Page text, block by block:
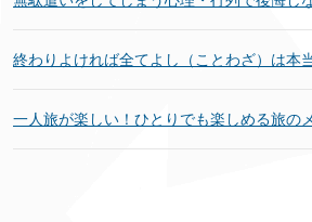
終わりよければ全てよし（ことわざ）は本
一人旅が楽しい！ひとりでも楽しめる旅の